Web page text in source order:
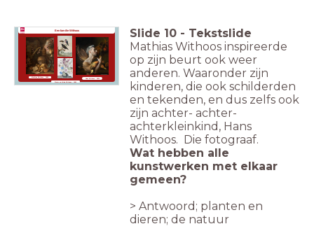
Een familie Withoos
Mathias Withoos - 1650
Pieter Alida Withoos - 1690
Hans Withoos - 2020
Slide 10 - Tekstslide
Mathias Withoos inspireerde
op zijn beurt ook weer
anderen. Waaronder zijn
kinderen, die ook schilderden
en tekenden, en dus zelfs ook
zijn achter- achter-
achterkleinkind, Hans
Withoos. Die fotograaf.
Wat hebben alle
kunstwerken met elkaar
gemeen?
> Antwoord; planten en
dieren; de natuur